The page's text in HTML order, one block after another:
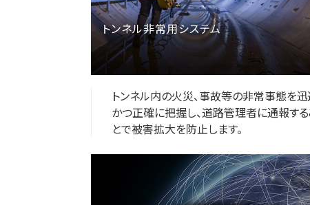
トンネル非常用システム
トンネル内の火災、事故等の非常事態を
かつ正確に把握し、道路管理者に通報する
とで被害拡大を防止します。